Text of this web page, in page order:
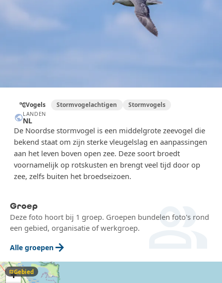
account_treeVogels Stormvogelachtigen Stormvogels
publicLANDEN
NL
De Noordse stormvogel is een middelgrote zeevogel die
bekend staat om zijn sterke vleugelslag en aanpassingen
aan het leven boven open zee. Deze soort broedt
voornamelijk op rotskusten en brengt veel tijd door op
zee, zelfs buiten het broedseizoen.
group
Groep
Deze foto hoort bij 1 groep. Groepen bundelen foto's rond
een gebied, organisatie of werkgroep.
Alle groepen arrow_forward
+
mapGebied